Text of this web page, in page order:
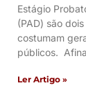
Estágio
(PAD) são
costumam
públicos.
Ler Artigo »